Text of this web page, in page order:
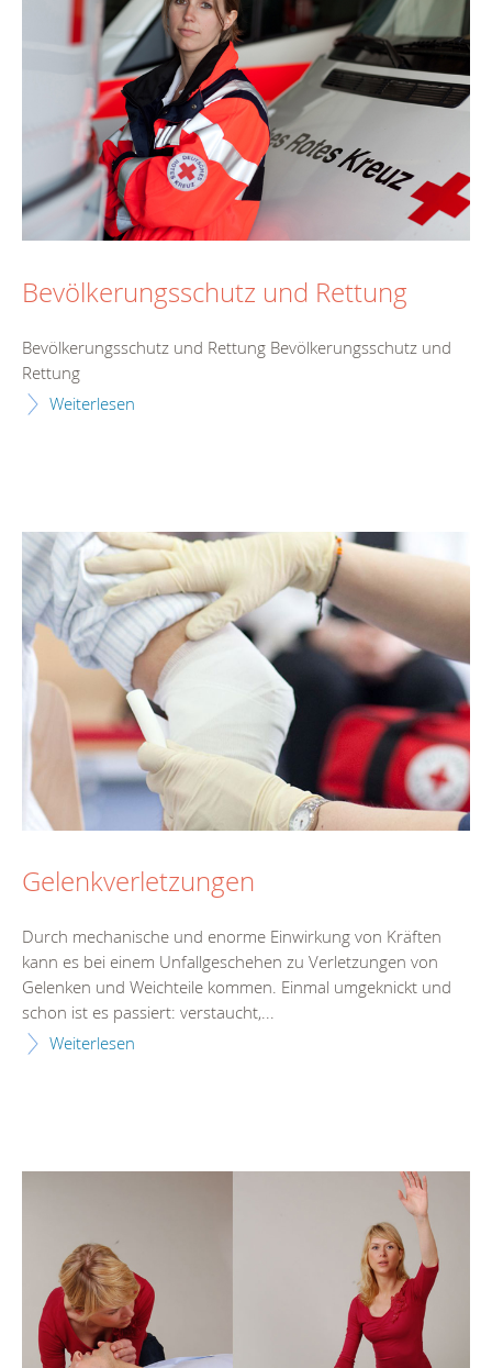
Bevölkerungsschutz und Rettung
Bevölkerungsschutz und Rettung Bevölkerungsschutz und
Rettung
Weiterlesen
Gelenkverletzungen
Durch mechanische und enorme Einwirkung von Kräften
kann es bei einem Unfallgeschehen zu Verletzungen von
Gelenken und Weichteile kommen. Einmal umgeknickt und
schon ist es passiert: verstaucht,...
Weiterlesen